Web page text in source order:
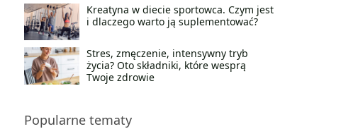
Kreatyna w diecie sportowca. Czym jest
i dlaczego warto ją suplementować?
Stres, zmęczenie, intensywny tryb
życia? Oto składniki, które wesprą
Twoje zdrowie
Popularne tematy